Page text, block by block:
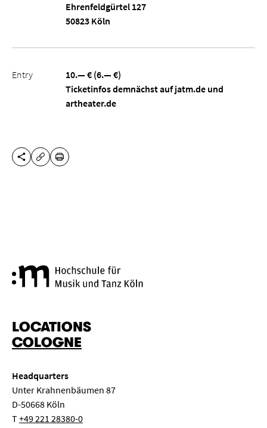
Ehrenfeldgürtel 127
50823 Köln
Entry
10.— € (6.— €)
Ticketinfos demnächst auf jatm.de und
artheater.de
SHARE THIS PAGE
COPY URL
PRINT
LOCATIONS
COLOGNE
Headquarters
Unter Krahnenbäumen 87
D-50668 Köln
T+49 221 28380-0